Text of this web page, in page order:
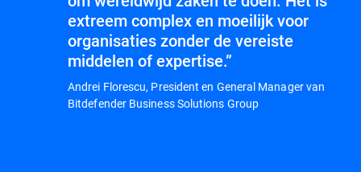
extreem complex en moeilijk voor
organisaties zonder de vereiste
middelen of expertise.”
Andrei Florescu, President en General Manager van
Bitdefender Business Solutions Group